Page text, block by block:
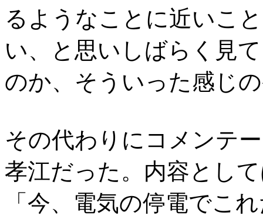
るようなことに近いこ
い、と思いしばらく見
のか、そういった感じ
その代わりにコメンテ
孝江だった。内容とし
「今、電気の停電でこ